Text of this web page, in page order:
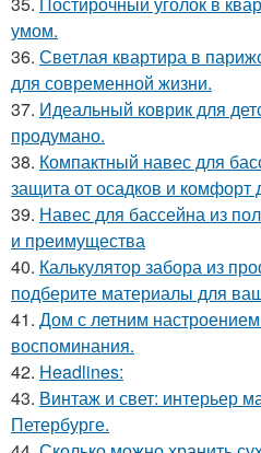
умом.
36. Светлая квартира в
для современной жизни.
37. Идеальный коврик для
продумано.
38. Компактный навес для
защита от осадков и комфорт
39. Навес для бассейна из
и преимущества
40. Калькулятор забора из
подберите материалы для
41. Дом с летним
воспоминания.
42. Headlines:
43. Винтаж и свет: интерьер
Петербурге.